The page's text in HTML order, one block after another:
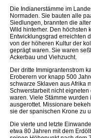
Die Indianerstämme im
Normaden. Sie bauten alle
Siedlungen, brannten die
Wild hinterher. Den höchsten
Entwicklungsgrad erreichten
von der höheren Kultur der
geprägt waren. Sie waren
Ackerbau und Viehzucht.
Der dritte Immigrantenstrom
Eroberern vor knapp 500
schwarze Sklaven aus Afrika
Schwerstarbeit nicht eigneten
waren. Viele Stämme wurden
ausgerottet. Missionare
sie der spanischen Krone zu
Die vierte und letzte
etwa 80 Jahren mit dem